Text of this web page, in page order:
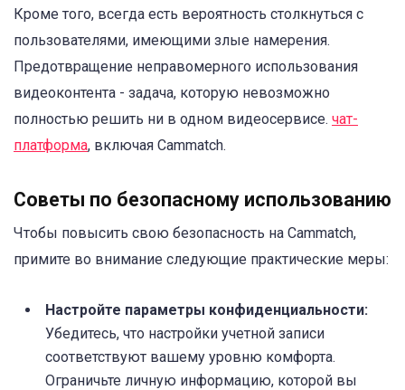
Кроме того, всегда есть вероятность столкнуться с
пользователями, имеющими злые намерения.
Предотвращение неправомерного использования
видеоконтента - задача, которую невозможно
полностью решить ни в одном видеосервисе. чат-
платформа, включая Cammatch.
Советы по безопасному использованию
Чтобы повысить свою безопасность на Cammatch,
примите во внимание следующие практические меры:
Настройте параметры конфиденциальности:
Убедитесь, что настройки учетной записи
соответствуют вашему уровню комфорта.
Ограничьте личную информацию, которой вы